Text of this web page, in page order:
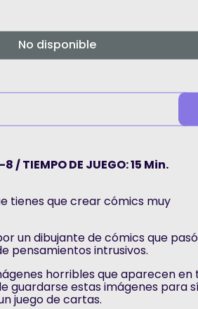
No disponible
/ TIEMPO DE JUEGO: 15 Min.
tienes que crear cómics muy
un dibujante de cómics que
pensamientos intrusivos.
horribles que aparecen
guardarse estas imágenes para
juego de cartas.